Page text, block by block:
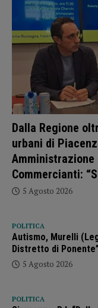
Dalla Regione
urbani di
Amministrazione
Commercianti:
5 Agosto 2026
POLITICA
Autismo, Murelli
Distretto di
5 Agosto 2026
POLITICA